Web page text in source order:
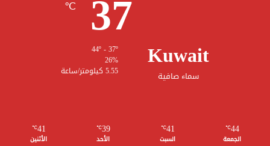
Kuwait
سماء صافية
℃
26%
5.55 كيلومتر/ساعة
44
℃
الجمعة
41
℃
السبت
39
℃
الأحد
41
℃
الأثنين